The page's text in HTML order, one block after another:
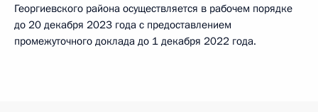
Георгиевского района осуществляется в рабочем порядке
до 20 декабря 2023 года с предоставлением
промежуточного доклада до 1 декабря 2022 года.